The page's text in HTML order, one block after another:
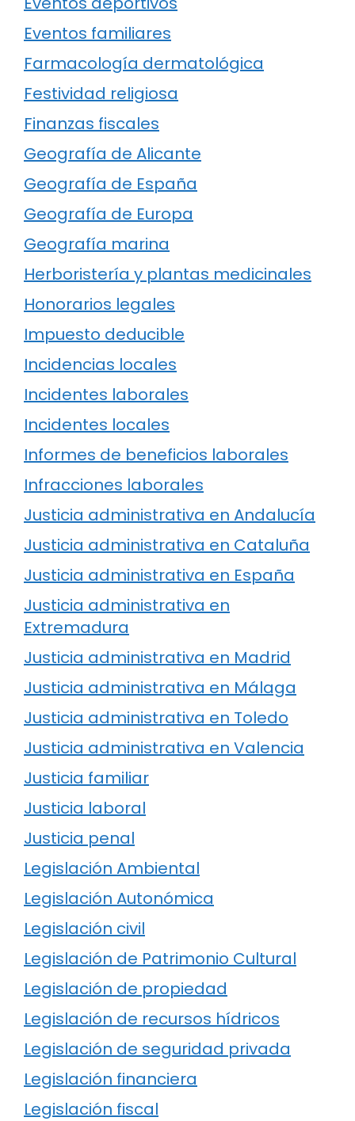
Eventos familiares
Farmacología dermatológica
Festividad religiosa
Finanzas fiscales
Geografía de Alicante
Geografía de España
Geografía de Europa
Geografía marina
Herboristería y plantas medicinales
Honorarios legales
Impuesto deducible
Incidencias locales
Incidentes laborales
Incidentes locales
Informes de beneficios laborales
Infracciones laborales
Justicia administrativa en Andalucía
Justicia administrativa en Cataluña
Justicia administrativa en España
Justicia administrativa en
Extremadura
Justicia administrativa en Madrid
Justicia administrativa en Málaga
Justicia administrativa en Toledo
Justicia administrativa en Valencia
Justicia familiar
Justicia laboral
Justicia penal
Legislación Ambiental
Legislación Autonómica
Legislación civil
Legislación de Patrimonio Cultural
Legislación de propiedad
Legislación de recursos hídricos
Legislación de seguridad privada
Legislación financiera
Legislación fiscal